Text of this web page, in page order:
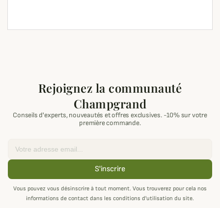
Rejoignez la communauté
Champgrand
Conseils d'experts, nouveautés et offres exclusives. -10% sur votre
première commande.
S'inscrire
Vous pouvez vous désinscrire à tout moment. Vous trouverez pour cela nos
informations de contact dans les conditions d'utilisation du site.